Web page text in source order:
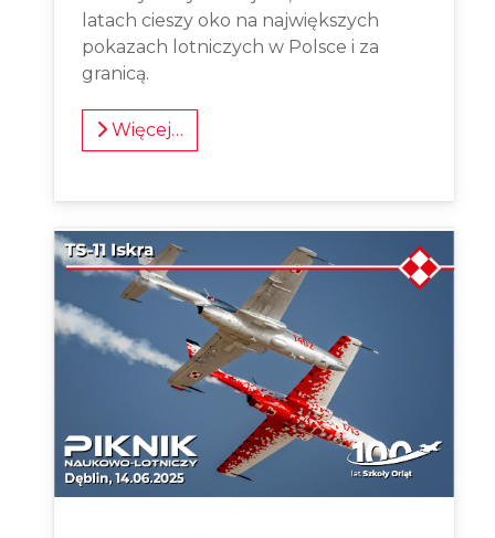
latach cieszy oko na największych
pokazach lotniczych w Polsce i za
granicą.
Więcej…